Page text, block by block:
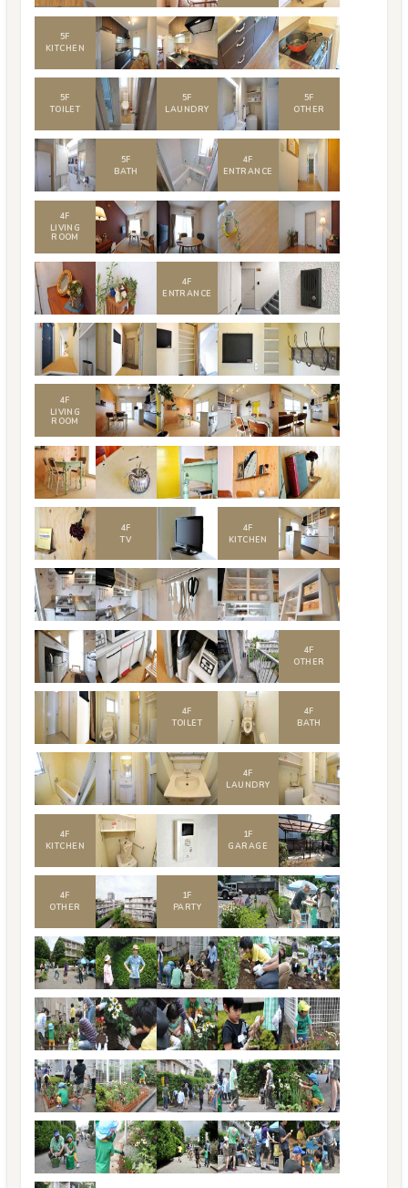
5F
KITCHEN
5F
TOILET
5F
LAUNDRY
5F
OTHER
5F
BATH
4F
ENTRANCE
4F
LIVING
ROOM
4F
ENTRANCE
4F
LIVING
ROOM
4F
TV
4F
KITCHEN
4F
OTHER
4F
TOILET
4F
BATH
4F
LAUNDRY
4F
KITCHEN
1F
GARAGE
4F
OTHER
1F
PARTY